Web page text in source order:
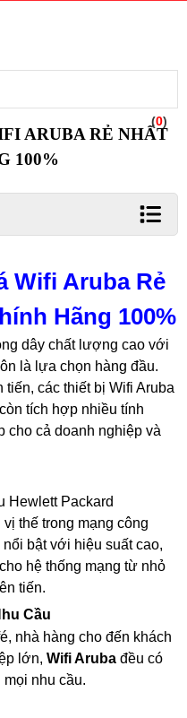
(0)
ARUBA RẺ NHẤT
100%
Wifi Aruba Rẻ
Hãng 100%
dây chất lượng cao với
là lựa chọn hàng đầu.
các thiết bị Wifi Aruba
tích hợp nhiều tính
cho cả doanh nghiệp và
Hewlett Packard
thế trong mạng công
bật với hiệu suất cao,
hệ thống mạng từ nhỏ
tiến.
Cầu
nhà hàng cho đến khách
lớn, Wifi Aruba đều có
nhu cầu.